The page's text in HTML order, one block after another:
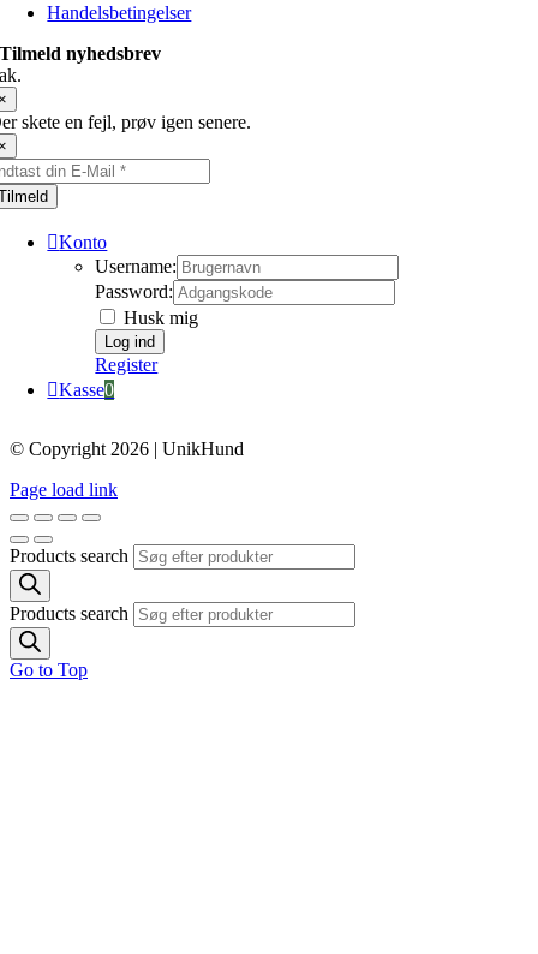
Handelsbetingelser
Tilmeld nyhedsbrev
skete en fejl, prøv igen senere.
Konto
Username:
Password:
Husk mig
Register
Kasse0
© Copyright 2026 | UnikHund
Page load link
Products search
Products search
Go to Top